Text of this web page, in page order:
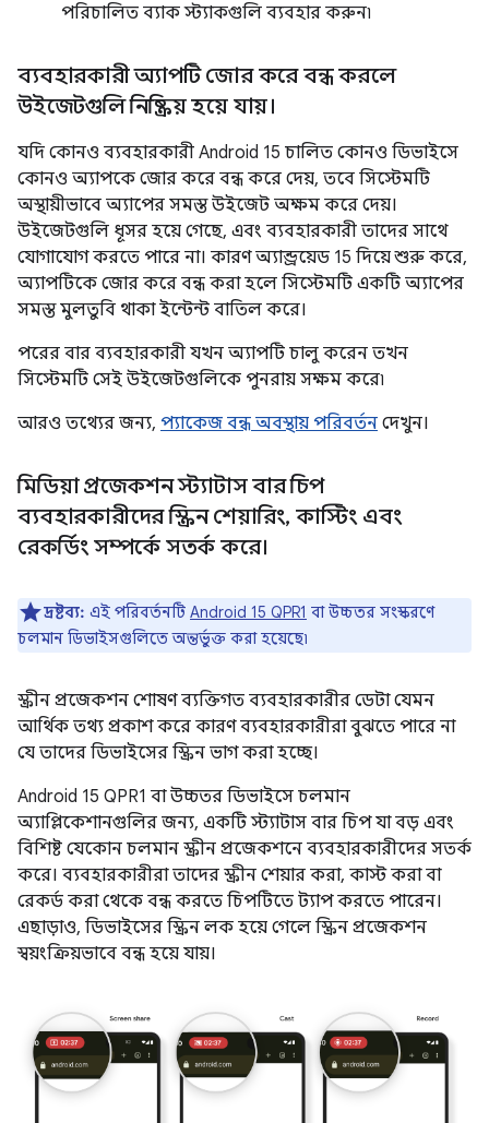
পরিচালিত ব্যাক স্ট্যাকগুলি ব্যবহার করুন৷
ব্যবহারকারী অ্যাপটি জোর করে বন্ধ করলে
উইজেটগুলি নিষ্ক্রিয় হয়ে যায়।
যদি কোনও ব্যবহারকারী Android 15 চালিত কোনও ডিভাইসে
কোনও অ্যাপকে জোর করে বন্ধ করে দেয়, তবে সিস্টেমটি
অস্থায়ীভাবে অ্যাপের সমস্ত উইজেট অক্ষম করে দেয়।
উইজেটগুলি ধূসর হয়ে গেছে, এবং ব্যবহারকারী তাদের সাথে
যোগাযোগ করতে পারে না। কারণ অ্যান্ড্রয়েড 15 দিয়ে শুরু করে,
অ্যাপটিকে জোর করে বন্ধ করা হলে সিস্টেমটি একটি অ্যাপের
সমস্ত মুলতুবি থাকা ইন্টেন্ট বাতিল করে।
পরের বার ব্যবহারকারী যখন অ্যাপটি চালু করেন তখন
সিস্টেমটি সেই উইজেটগুলিকে পুনরায় সক্ষম করে৷
আরও তথ্যের জন্য, প্যাকেজ বন্ধ অবস্থায় পরিবর্তন দেখুন।
মিডিয়া প্রজেকশন স্ট্যাটাস বার চিপ
ব্যবহারকারীদের স্ক্রিন শেয়ারিং, কাস্টিং এবং
রেকর্ডিং সম্পর্কে সতর্ক করে।
দ্রষ্টব্য: এই পরিবর্তনটি Android 15 QPR1 বা উচ্চতর সংস্করণে
চলমান ডিভাইসগুলিতে অন্তর্ভুক্ত করা হয়েছে৷
স্ক্রীন প্রজেকশন শোষণ ব্যক্তিগত ব্যবহারকারীর ডেটা যেমন
আর্থিক তথ্য প্রকাশ করে কারণ ব্যবহারকারীরা বুঝতে পারে না
যে তাদের ডিভাইসের স্ক্রিন ভাগ করা হচ্ছে।
Android 15 QPR1 বা উচ্চতর ডিভাইসে চলমান
অ্যাপ্লিকেশানগুলির জন্য, একটি স্ট্যাটাস বার চিপ যা বড় এবং
বিশিষ্ট যেকোন চলমান স্ক্রীন প্রজেকশনে ব্যবহারকারীদের সতর্ক
করে। ব্যবহারকারীরা তাদের স্ক্রীন শেয়ার করা, কাস্ট করা বা
রেকর্ড করা থেকে বন্ধ করতে চিপটিতে ট্যাপ করতে পারেন।
এছাড়াও, ডিভাইসের স্ক্রিন লক হয়ে গেলে স্ক্রিন প্রজেকশন
স্বয়ংক্রিয়ভাবে বন্ধ হয়ে যায়।